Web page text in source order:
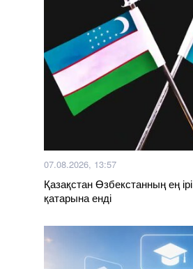
07.08.2026, 13:57
Қазақстан Өзбекстанның ең
қатарына енді